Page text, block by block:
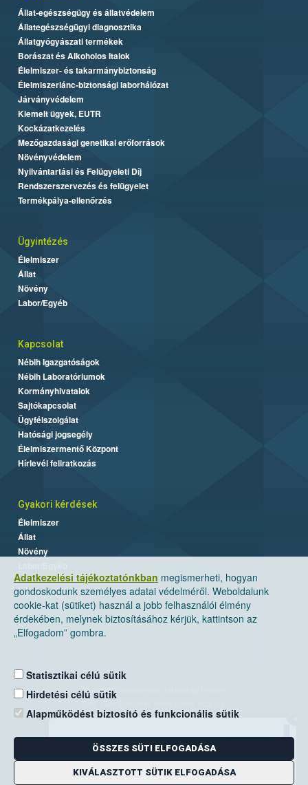
Adatkezelési tájékoztatónkban megismerheti, hogyan
gondoskodunk személyes adatai védelméről. Weboldalunk
cookie-kat (sütiket) használ a jobb felhasználói élmény
érdekében, melynek biztosításához kérjük, kattintson az
„Elfogadom” gombra.
Statisztikai célú sütik
Hirdetési célú sütik
Alapműködést biztosító és funkcionális sütik
ÖSSZES SÜTI ELFOGADÁSA
KIVÁLASZTOTT SÜTIK ELFOGADÁSA
Állat-egészségügy és állatvédelem
Állategészségügyi diagnosztika
Állatgyógyászati termékek
Borászat és Alkoholos Italok
Élelmiszer- és takarmánybiztonság
Élelmiszerlánc-biztonsági laborhálózat
Járványvédelem
Kiemelt ügyek, EUTR
Kockázatkezelés
Mezőgazdasági genetikai erőforrások
Növényvédelem
Nyilvántartási és Felügyeleti Díj
Rendszerszervezés és felügyelet
Termékpálya-ellenőrzés
Ügyintézés
Élelmiszer
Állat
Növény
Labor/Egyéb
Kapcsolat
Nébih Igazgatóságok
Nébih Laboratóriumok
Kormányhivatalok
Sajtókapcsolat
Ügyfélszolgálat
Hatósági jogsegély
Élelmiszermentő Központ
Hírlevél feliratkozás
Gyakori kérdések
Élelmiszer
Állat
Növény
Nemzeti Élelmiszerlánc-biztonsági Hivatal
Levelezési cím: 1525 Budapest. Pf. 30.
E-mail:ugyfelszolgalat@nebih.gov.hu
Zöld szám: 06-80/263-244
Telefon: 06-1/ 336-9000